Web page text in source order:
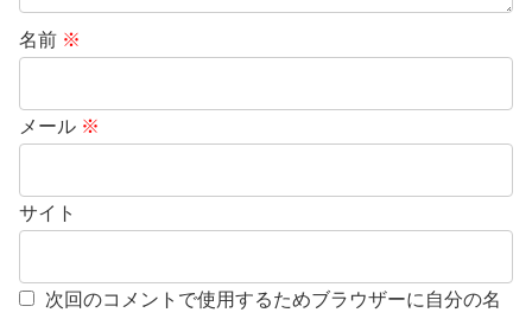
名前 ※
メール ※
サイト
次回のコメントで使用するためブラウザーに自分の名